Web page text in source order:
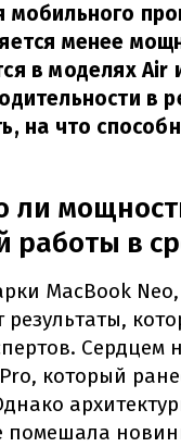
мобильного
менее
в моделях
в
на что
ли
работы в
MacBook
Сердцем
который
помешала